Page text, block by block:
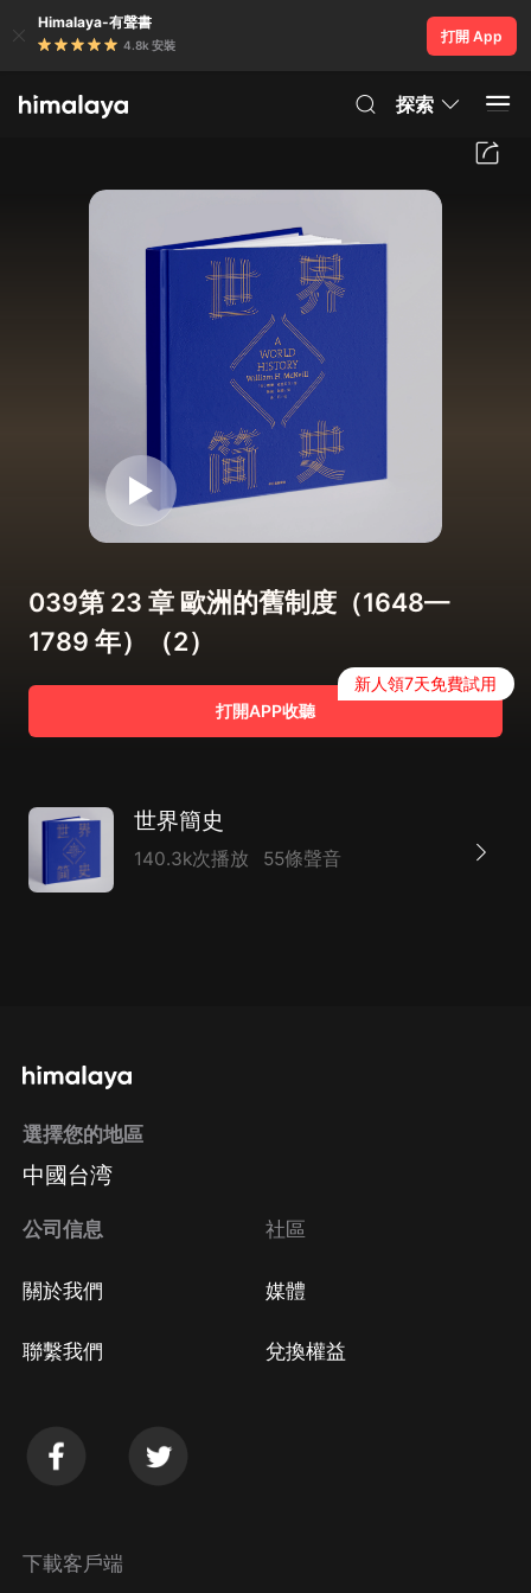
Himalaya-有聲書
4.8k 安裝
打開 App
探索
039第 23 章 歐洲的舊制度（1648—
1789 年）（2）
打開APP收聽
新人領7天免費試用
世界簡史
140.3k次播放 55條聲音
選擇您的地區
中國台湾
公司信息
關於我們
聯繫我們
社區
媒體
兌換權益
下載客戶端